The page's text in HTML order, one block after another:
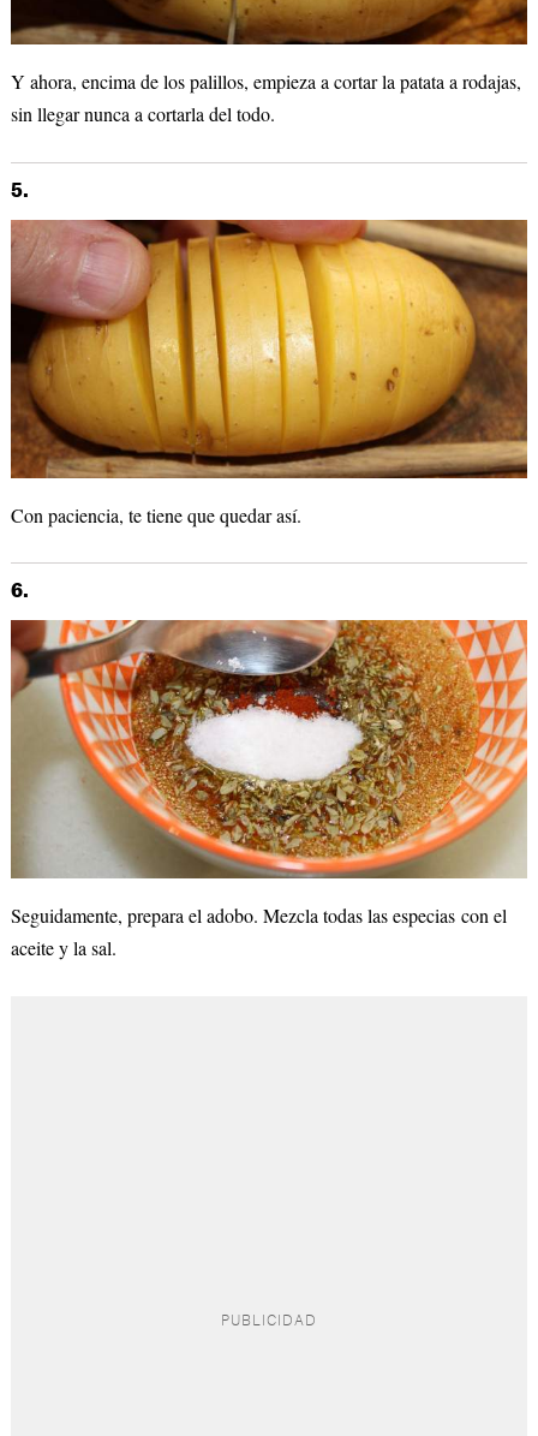
Y ahora, encima de los palillos, empieza a cortar la patata a rodajas,
sin llegar nunca a cortarla del todo.
5.
Con paciencia, te tiene que quedar así.
6.
Seguidamente, prepara el adobo. Mezcla todas las especias con el
aceite y la sal.